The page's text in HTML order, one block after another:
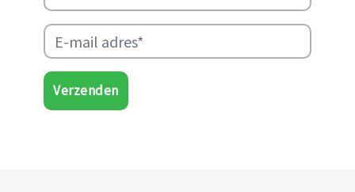
Verzenden